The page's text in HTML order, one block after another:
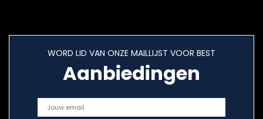
WORD LID VAN ONZE MAILLIJST VOOR BEST
Aanbiedingen